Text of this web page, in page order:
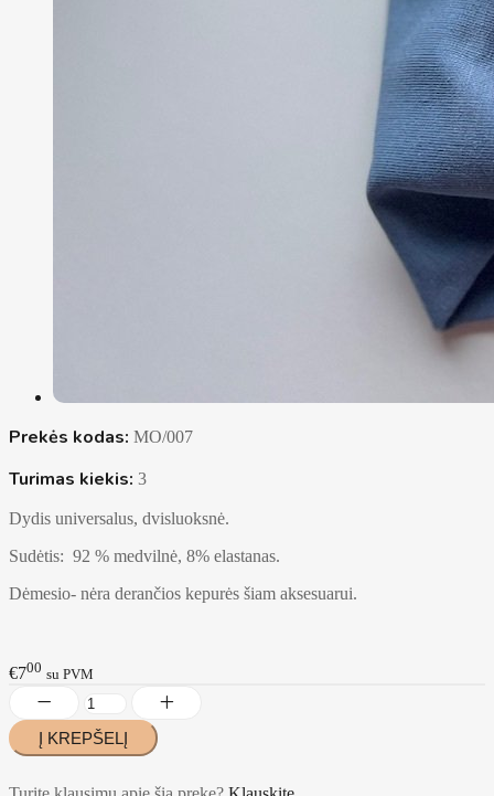
Prekės kodas: MO/007
Turimas kiekis: 3
Dydis universalus, dvisluoksnė.
Sudėtis: 92 % medvilnė, 8% elastanas.
Dėmesio- nėra derančios kepurės šiam aksesuarui.
€700 su PVM